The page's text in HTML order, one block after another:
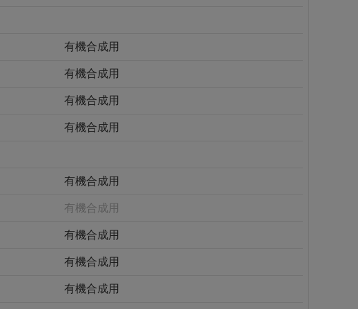
有機合成用
有機合成用
有機合成用
有機合成用
有機合成用
有機合成用
有機合成用
有機合成用
有機合成用